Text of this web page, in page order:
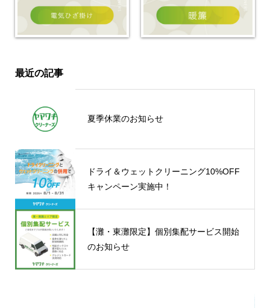
最近の記事
夏季休業のお知らせ
ドライ＆ウェットクリーニング10%OFF
キャンペーン実施中！
【灘・東灘限定】個別集配サービス開始
のお知らせ